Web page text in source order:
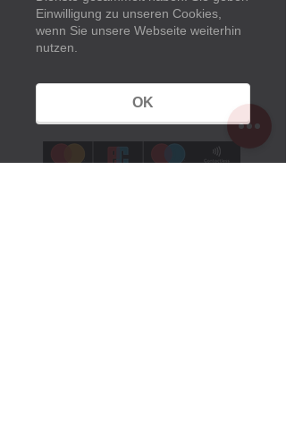
Einwilligung zu unseren Cookies,
wenn Sie unsere Webseite weiterhin
nutzen.
OK
Besucher-Service
Information & Buchung
033638 79 97 97
kasse@museumspark.de